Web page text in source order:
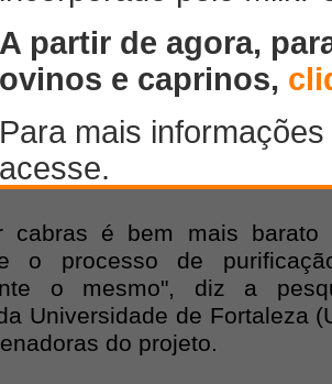
importadas são
in vitro, cultivadas em
cenoura. A proposta da
glucocerebrosidase no País,
a custos muito inferiores
cultura.
cabras é bem mais barato
o processo de
o mesmo", diz a
Universidade de Fortaleza
do projeto.